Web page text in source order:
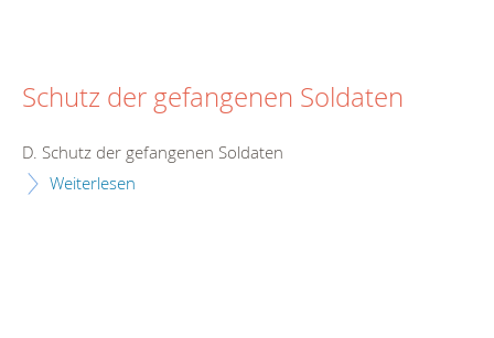
Schutz der gefangenen Soldaten
D. Schutz der gefangenen Soldaten
Weiterlesen